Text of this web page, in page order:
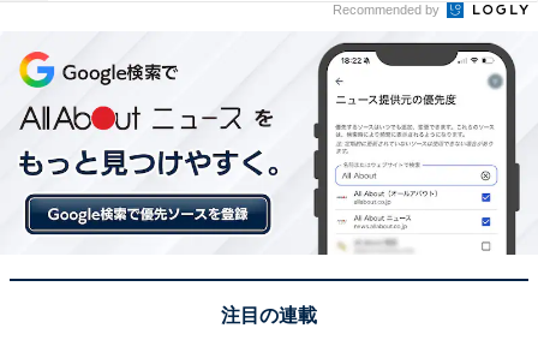
Recommended by
注目の連載